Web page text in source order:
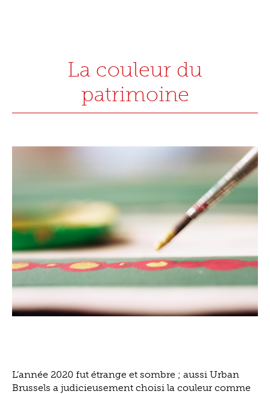
La couleur du
patrimoine
L’année 2020 fut étrange et sombre ; aussi Urban
Brussels a judicieusement choisi la couleur comme